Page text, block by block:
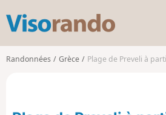
s
o
Randonnées Grèce Plage de Preveli à